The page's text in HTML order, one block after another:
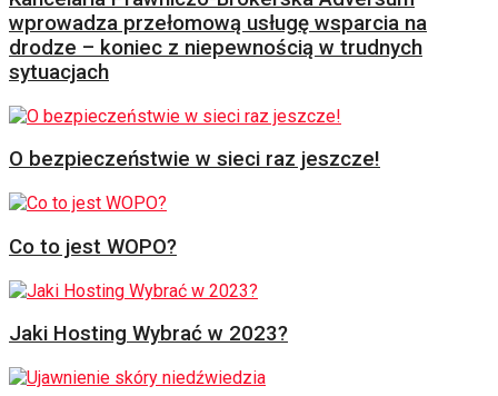
wprowadza przełomową usługę wsparcia na
drodze – koniec z niepewnością w trudnych
sytuacjach
O bezpieczeństwie w sieci raz jeszcze!
Co to jest WOPO?
Jaki Hosting Wybrać w 2023?